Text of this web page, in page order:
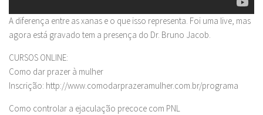
A diferença entre as xanas e o que isso representa. Foi uma live, mas
agora está gravado tem a presença do Dr. Bruno Jacob.
CURSOS ONLINE:
Como dar prazer à mulher
Inscrição: http://www.comodarprazeramulher.com.br/programa
Como controlar a ejaculação precoce com PNL